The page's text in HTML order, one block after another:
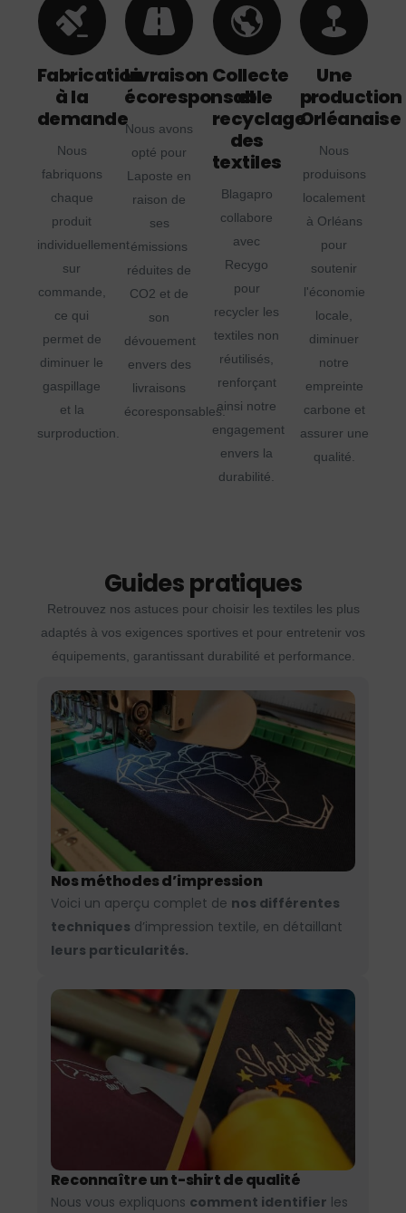
Fabrication
à la
demande
Nous
fabriquons
chaque
produit
individuellement
sur
commande,
ce qui
permet de
diminuer le
gaspillage
et la
surproduction.
Livraison
écoresponsable
Nous avons
opté pour
Laposte en
raison de
ses
émissions
réduites de
CO2 et de
son
dévouement
envers des
livraisons
écoresponsables.
Collecte
et
recyclage
des
textiles
Blagapro
collabore
avec
Recygo
pour
recycler les
textiles non
réutilisés,
renforçant
ainsi notre
engagement
envers la
durabilité.
Une
production
Orléanaise
Nous
produisons
localement
à Orléans
pour
soutenir
l'économie
locale,
diminuer
notre
empreinte
carbone et
assurer une
qualité.
Guides pratiques
Retrouvez nos astuces pour choisir les textiles les plus
adaptés à vos exigences sportives et pour entretenir vos
équipements, garantissant durabilité et performance.
Nos méthodes d’impression
Voici un aperçu complet de nos différentes
techniques d’impression textile, en détaillant
leurs particularités.
Reconnaître un t-shirt de qualité
Nous vous expliquons comment identifier les